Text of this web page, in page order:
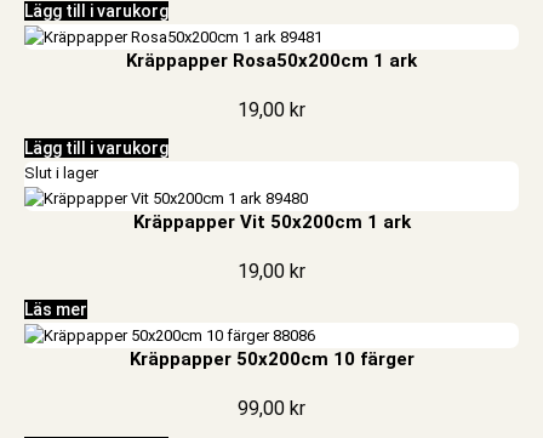
Lägg till i varukorg
Kräppapper Rosa50x200cm 1 ark
19,00 kr
Lägg till i varukorg
Slut i lager
Kräppapper Vit 50x200cm 1 ark
19,00 kr
Läs mer
Kräppapper 50x200cm 10 färger
99,00 kr